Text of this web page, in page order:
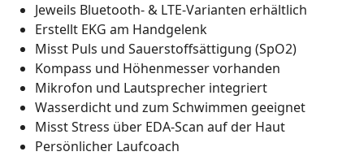
Jeweils Bluetooth- & LTE-Varianten erhältlich
Erstellt EKG am Handgelenk
Misst Puls und Sauerstoffsättigung (SpO2)
Kompass und Höhenmesser vorhanden
Mikrofon und Lautsprecher integriert
Wasserdicht und zum Schwimmen geeignet
Misst Stress über EDA-Scan auf der Haut
Persönlicher Laufcoach